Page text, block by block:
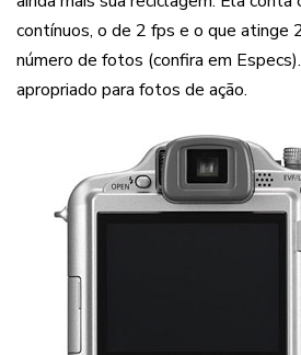
contínuos, o de 2 fps e o que atinge
número de fotos (confira em
apropriado para fotos de ação.